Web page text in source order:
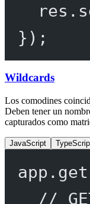
res.
});
Wildcards
Los comodines
Deben tener un
capturados como
JavaScript
app. get
//